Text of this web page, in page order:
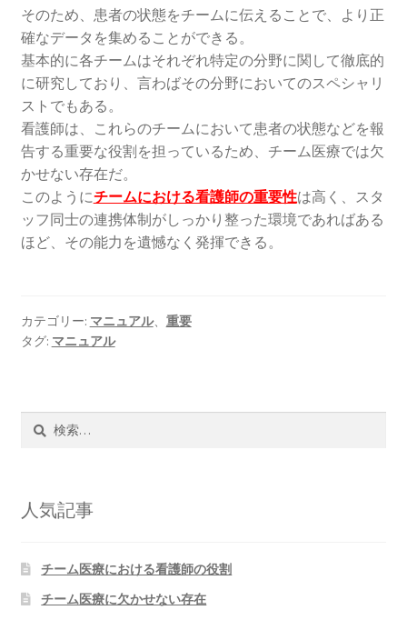
そのため、患者の状態をチームに伝えることで、より正
確なデータを集めることができる。
基本的に各チームはそれぞれ特定の分野に関して徹底的
に研究しており、言わばその分野においてのスペシャリ
ストでもある。
看護師は、これらのチームにおいて患者の状態などを報
告する重要な役割を担っているため、チーム医療では欠
かせない存在だ。
このようにチームにおける看護師の重要性は高く、スタ
ッフ同士の連携体制がしっかり整った環境であればある
ほど、その能力を遺憾なく発揮できる。
カテゴリー: マニュアル、 重要
タグ: マニュアル
人気記事
チーム医療における看護師の役割
チーム医療に欠かせない存在